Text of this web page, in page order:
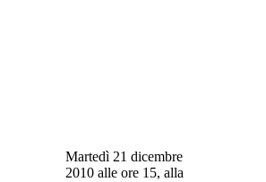
Martedì 21 dicembre
2010 alle ore 15, alla